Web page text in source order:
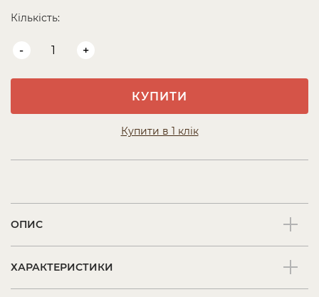
Кількість:
- +
КУПИТИ
Купити в 1 клік
ОПИС
ХАРАКТЕРИСТИКИ